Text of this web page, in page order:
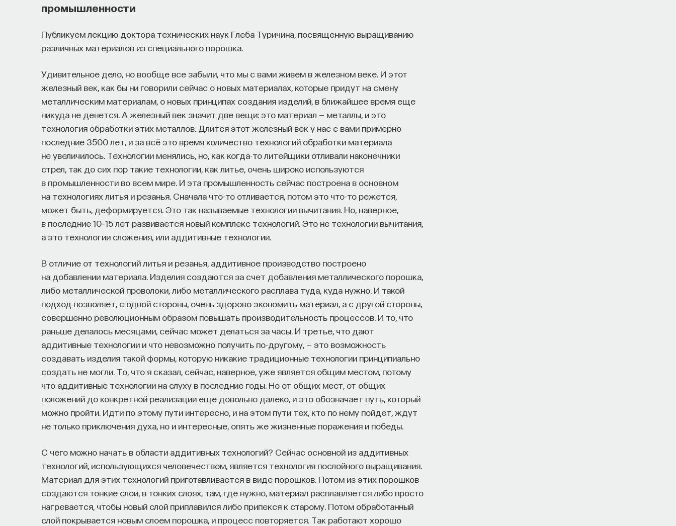
промышленности
Публикуем лекцию доктора технических наук Глеба Туричина, посвященную выращиванию
различных материалов из специального порошка.
Удивительное дело, но вообще все забыли, что мы с вами живем в железном веке. И этот
железный век, как бы ни говорили сейчас о новых материалах, которые придут на смену
металлическим материалам, о новых принципах создания изделий, в ближайшее время еще
никуда не денется. А железный век значит две вещи: это материал — металлы, и это
технология обработки этих металлов. Длится этот железный век у нас с вами примерно
последние 3500 лет, и за всё это время количество технологий обработки материала
не увеличилось. Технологии менялись, но, как когда-то литейщики отливали наконечники
стрел, так до сих пор такие технологии, как литье, очень широко используются
в промышленности во всем мире. И эта промышленность сейчас построена в основном
на технологиях литья и резанья. Сначала что-то отливается, потом это что-то режется,
может быть, деформируется. Это так называемые технологии вычитания. Но, наверное,
в последние 10–15 лет развивается новый комплекс технологий. Это не технологии вычитания,
а это технологии сложения, или аддитивные технологии.
В отличие от технологий литья и резанья, аддитивное производство построено
на добавлении материала. Изделия создаются за счет добавления металлического порошка,
либо металлической проволоки, либо металлического расплава туда, куда нужно. И такой
подход позволяет, с одной стороны, очень здорово экономить материал, а с другой стороны,
совершенно революционным образом повышать производительность процессов. И то, что
раньше делалось месяцами, сейчас может делаться за часы. И третье, что дают
аддитивные технологии и что невозможно получить по-другому, — это возможность
создавать изделия такой формы, которую никакие традиционные технологии принципиально
создать не могли. То, что я сказал, сейчас, наверное, уже является общим местом, потому
что аддитивные технологии на слуху в последние годы. Но от общих мест, от общих
положений до конкретной реализации еще довольно далеко, и это обозначает путь, который
можно пройти. Идти по этому пути интересно, и на этом пути тех, кто по нему пойдет, ждут
не только приключения духа, но и интересные, опять же жизненные поражения и победы.
С чего можно начать в области аддитивных технологий? Сейчас основной из аддитивных
технологий, использующихся человечеством, является технология послойного выращивания.
Материал для этих технологий приготавливается в виде порошков. Потом из этих порошков
создаются тонкие слои, в тонких слоях, там, где нужно, материал расплавляется либо просто
нагревается, чтобы новый слой приплавился либо припекся к старому. Потом обработанный
слой покрывается новым слоем порошка, и процесс повторяется. Так работают хорошо